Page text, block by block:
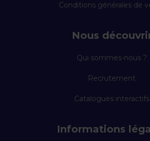
Conditions générales de
Nous
Qui sommes-nous ?
Recrutement
Catalogues interactifs
Informations